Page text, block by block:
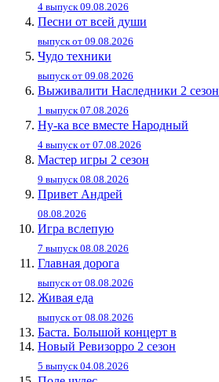
4 выпуск 09.08.2026
Песни от всей души
выпуск от 09.08.2026
Чудо техники
выпуск от 09.08.2026
Выживалити Наследники 2 сезон
1 выпуск 07.08.2026
Ну-ка все вместе Народный
4 выпуск от 07.08.2026
Мастер игры 2 сезон
9 выпуск 08.08.2026
Привет Андpей
08.08.2026
Игра вслепую
7 выпуск 08.08.2026
Главная дорога
выпуск от 08.08.2026
Живaя eдa
выпуск от 08.08.2026
Баста. Большой концерт в
Новый Ревизорро 2 сезон
5 выпуск 04.08.2026